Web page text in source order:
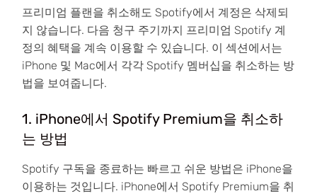
프리미엄 플랜을 취소해도 Spotify에서 계정은 삭제되
지 않습니다. 다음 청구 주기까지 프리미엄 Spotify 계
정의 혜택을 계속 이용할 수 있습니다. 이 섹션에서는
iPhone 및 Mac에서 각각 Spotify 멤버십을 취소하는 방
법을 보여줍니다.
1. iPhone에서 Spotify Premium을 취소하
는 방법
Spotify 구독을 종료하는 빠르고 쉬운 방법은 iPhone을
이용하는 것입니다. iPhone에서 Spotify Premium을 취